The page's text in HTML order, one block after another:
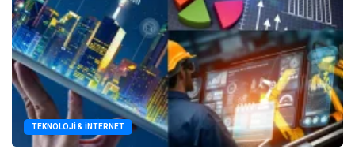
TEKNOLOJI & İNTERNET